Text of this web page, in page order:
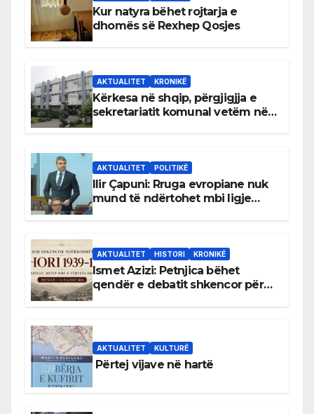
Kur natyra bëhet rojtarja e
dhomës së Rexhep Qosjes
AKTUALITET KRONIKË
Kërkesa në shqip, përgjigjja e
sekretariatit komunal vetëm në
AKTUALITET POLITIKË
Ilir Çapuni: Rruga evropiane nuk
mund të ndërtohet mbi ligje
AKTUALITET HISTORI KRONIKË
Ismet Azizi: Petnjica bëhet
qendër e debatit shkencor për
AKTUALITET KULTURË
Përtej vijave në hartë